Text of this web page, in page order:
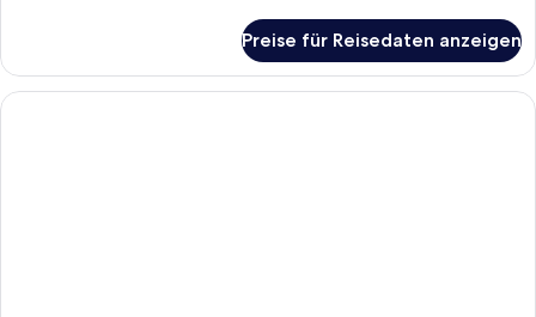
Preise für Reisedaten anzeigen